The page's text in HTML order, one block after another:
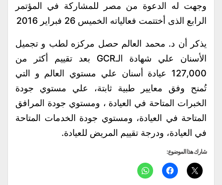
وجهت له الدعوة من مصر للمشاركة في المؤتمر
الرابع الذى أختتمت فعالياته الخميس 26 فبراير 2016
يذكر أن د. محمد العالم حصل مركزه لطب و تجميل
الأسنان علي شهادة الـGCR بعد تقييم أكثر من
127,000 عيادة أسنان علي مستوي العالم و التي
تُمنح وفق معايير طبية ثابتة، علي مستوي جودة
الخبرات المتاحة في العيادة ، ومستوي جودة المرافق
المتاحة في العيادة، ومستوي جودة الخدمات المتاحة
في العيادة، ودرجة تقييم المريض للعيادة.
شارك هذا الموضوع: